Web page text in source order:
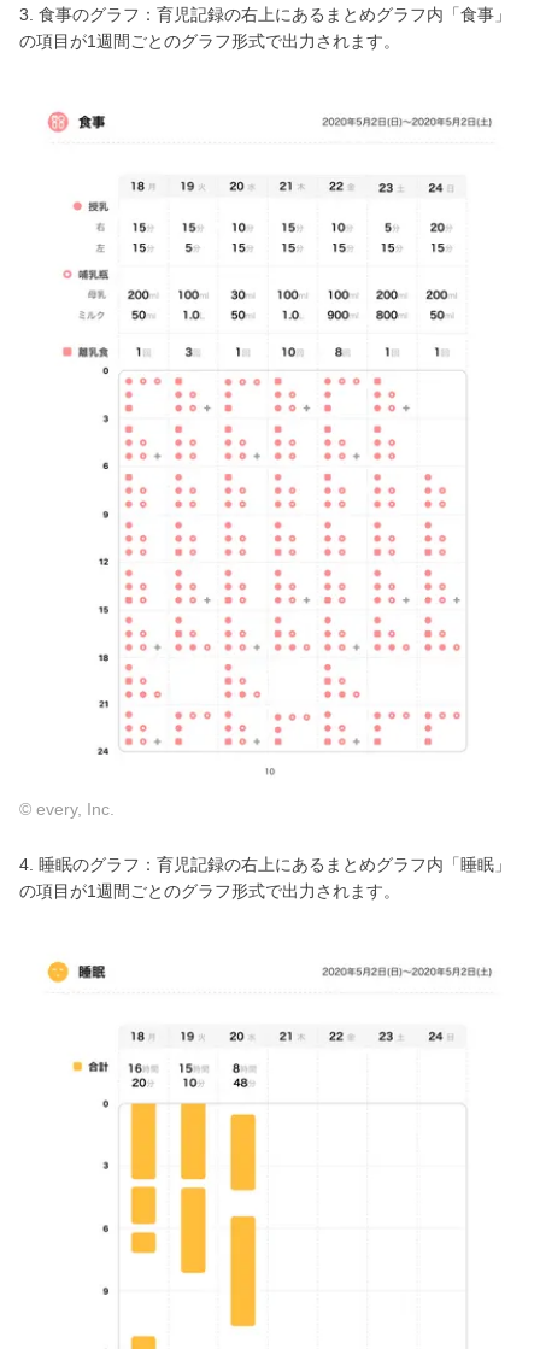
3. 食事のグラフ：育児記録の右上にあるまとめグラフ内「食事」
の項目が1週間ごとのグラフ形式で出力されます。
© every, Inc.
4. 睡眠のグラフ：育児記録の右上にあるまとめグラフ内「睡眠」
の項目が1週間ごとのグラフ形式で出力されます。